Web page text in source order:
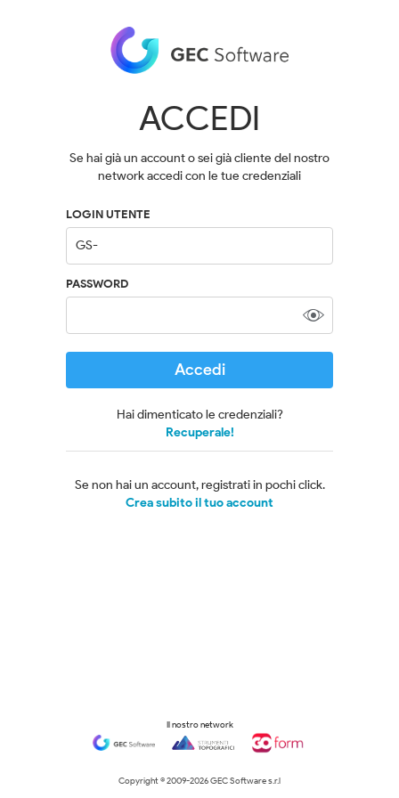
ACCEDI
Se hai già un account o sei già cliente del nostro
network accedi con le tue credenziali
LOGIN UTENTE
PASSWORD
Accedi
Hai dimenticato le credenziali?
Recuperale!
Se non hai un account, registrati in pochi click.
Crea subito il tuo account
Copyright © 2009-2026 GEC Software s.r.l
Il nostro network